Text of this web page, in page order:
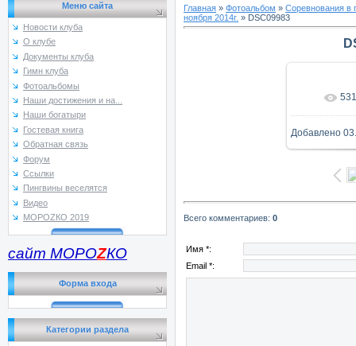
Меню сайта
Новости клуба
О клубе
Документы клуба
Гимн клуба
Фотоальбомы
Наши достижения и на...
Наши богатыри
Гостевая книга
Обратная связь
Форум
Ссылки
Пингвины веселятся
Видео
МОРОZКО 2019
сайт МОРОZКО
Форма входа
Категории раздела
Главная » Фотоальбом » Соревнования в
ноября 2014г. » DSC09983
В 531
Добавлено
Всего комментариев: 0
Имя *:
Email *: